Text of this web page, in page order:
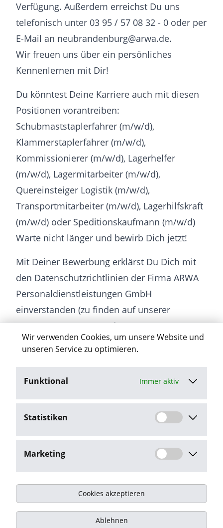
Wir verwenden Cookies, um unsere Website und
unseren Service zu optimieren.
Funktional Immer aktiv
Statistiken
Marketing
Cookies akzeptieren
Ablehnen
Verfügung. Außerdem erreichst Du uns
telefonisch unter 03 95 / 57 08 32 - 0 oder per
E-Mail an neubrandenburg@arwa.de.
Wir freuen uns über ein persönliches
Kennenlernen mit Dir!
Du könntest Deine Karriere auch mit diesen
Positionen vorantreiben:
Schubmaststaplerfahrer (m/w/d),
Klammerstaplerfahrer (m/w/d),
Kommissionierer (m/w/d), Lagerhelfer
(m/w/d), Lagermitarbeiter (m/w/d),
Quereinsteiger Logistik (m/w/d),
Transportmitarbeiter (m/w/d), Lagerhilfskraft
(m/w/d) oder Speditionskaufmann (m/w/d)
Warte nicht länger und bewirb Dich jetzt!
Mit Deiner Bewerbung erklärst Du Dich mit
den Datenschutzrichtlinien der Firma ARWA
Personaldienstleistungen GmbH
einverstanden (zu finden auf unserer
Homepage www.arwa.de unter
„Datenschutz“).
Impressum